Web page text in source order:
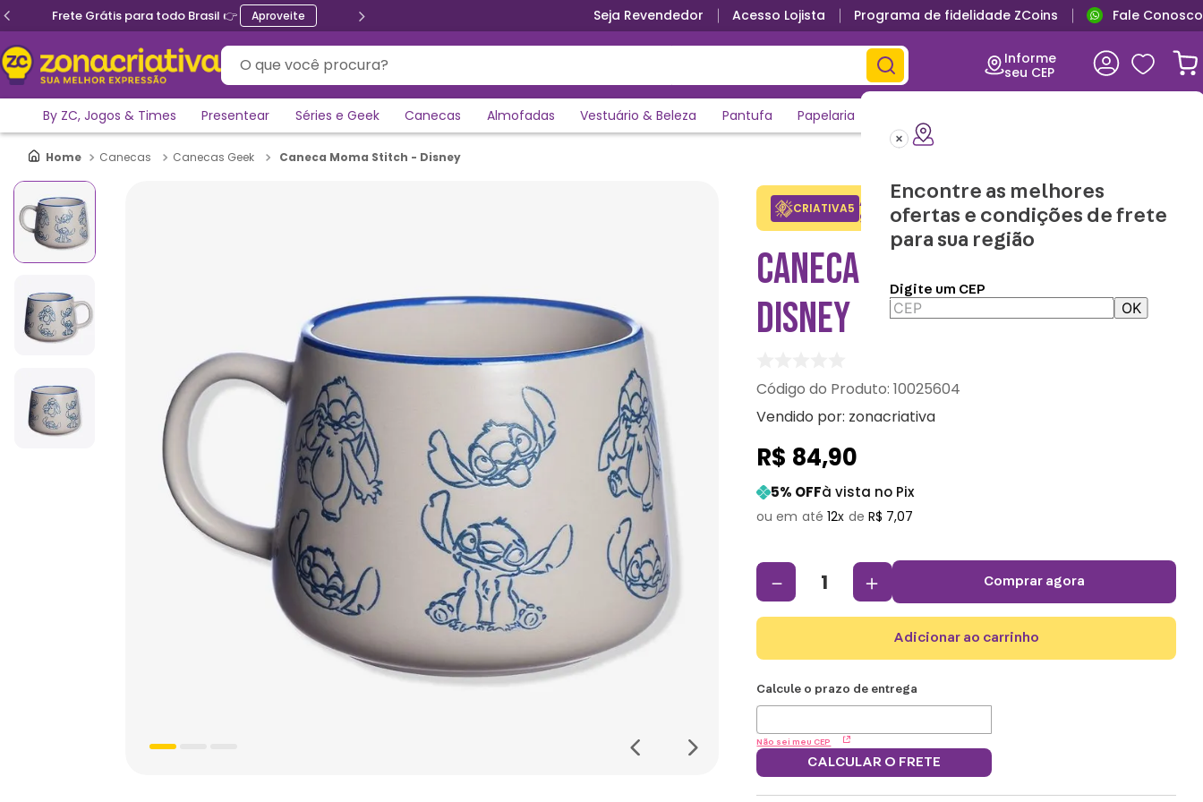
Frete Grátis para todo Brasil 👉 Aproveite Seja Revendedor Acesso Lojista Programa de fidelidade ZCoins Fale Conosco
O que você procura?
Informe
seu CEP
Encontre as melhores
ofertas e condições de frete
para sua região
Digite um CEP
OK
By ZC, Jogos & Times Presentear Séries e Geek Canecas Almofadas Vestuário & Beleza Pantufa Papelaria
Canecas Canecas Geek Caneca Moma Stitch - Disney
CRIATIVA5 Adicione o cupom no carrinho e
ganhe desconto na 1a compra.
Copiar
CANECA MOMA STITCH -
DISNEY
:10025604
Vendido por: zonacriativa
R$ 84,90
5% OFFà vista no Pix
12 R$ 7,07
＋
－ comprar agora
adicionar ao carrinho
Não sei meu CEP
CALCULAR O FRETE